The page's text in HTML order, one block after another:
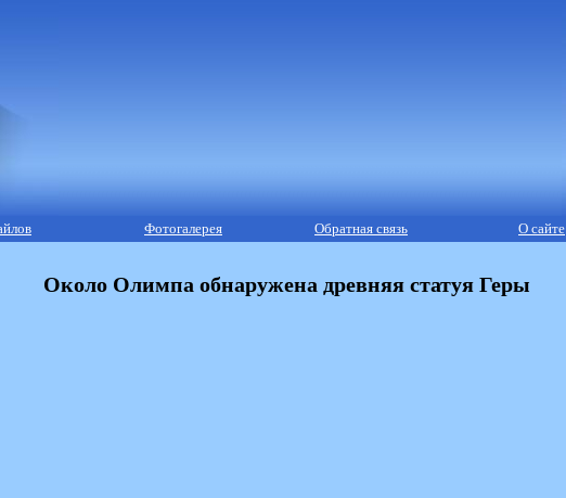
Фотогалерея Обратная связь О сайте
Около Олимпа обнаружена древняя статуя Геры